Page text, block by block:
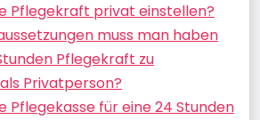
Pflegekraft privat einstellen?
muss man haben
Pflegekraft zu
Privatperson?
Pflegekasse für eine 24 Stunden